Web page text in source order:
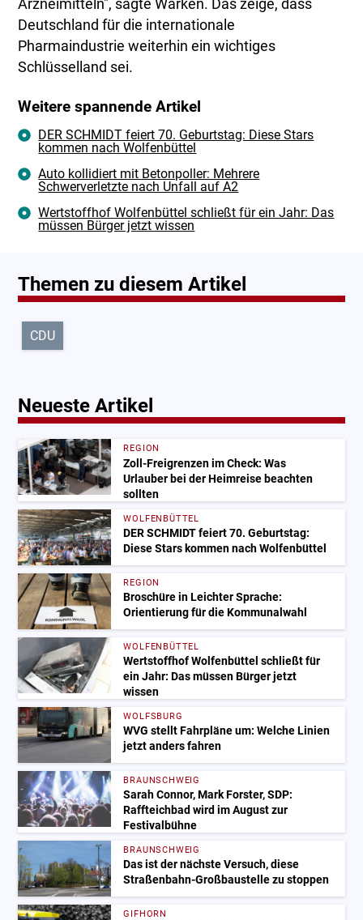
Arzneimitteln", sagte Warken. Das zeige, dass
Deutschland für die internationale
Pharmaindustrie weiterhin ein wichtiges
Schlüsselland sei.
Weitere spannende Artikel
DER SCHMIDT feiert 70. Geburtstag: Diese Stars
kommen nach Wolfenbüttel
Auto kollidiert mit Betonpoller: Mehrere
Schwerverletzte nach Unfall auf A2
Wertstoffhof Wolfenbüttel schließt für ein Jahr: Das
müssen Bürger jetzt wissen
Themen zu diesem Artikel
CDU
Neueste Artikel
REGION
Zoll-Freigrenzen im Check: Was
Urlauber bei der Heimreise beachten
sollten
WOLFENBÜTTEL
DER SCHMIDT feiert 70. Geburtstag:
Diese Stars kommen nach Wolfenbüttel
REGION
Broschüre in Leichter Sprache:
Orientierung für die Kommunalwahl
WOLFENBÜTTEL
Wertstoffhof Wolfenbüttel schließt für
ein Jahr: Das müssen Bürger jetzt
wissen
WOLFSBURG
WVG stellt Fahrpläne um: Welche Linien
jetzt anders fahren
BRAUNSCHWEIG
Sarah Connor, Mark Forster, SDP:
Raffteichbad wird im August zur
Festivalbühne
BRAUNSCHWEIG
Das ist der nächste Versuch, diese
Straßenbahn-Großbaustelle zu stoppen
GIFHORN